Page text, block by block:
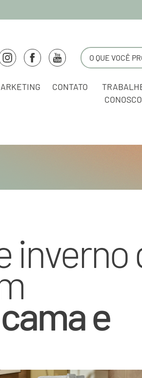
CONTATO
CONOSCO
inverno
e